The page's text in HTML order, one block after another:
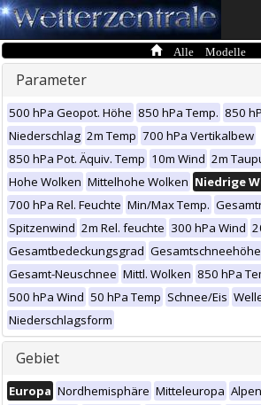
Alle Modelle
Parameter
500 hPa Geopot. Höhe 850 hPa Temp. 850
Niederschlag 2m Temp 700 hPa Vertikalbew
850 hPa Pot. Äquiv. Temp 10m Wind 2m
Hohe Wolken Mittelhohe Wolken Niedrige
700 hPa Rel. Feuchte Min/Max Temp.
Spitzenwind 2m Rel. feuchte 300 hPa Wind
Gesamtbedeckungsgrad Gesamtschneehöhe
Gesamt-Neuschnee Mittl. Wolken 850 hPa
500 hPa Wind 50 hPa Temp Schnee/Eis
Niederschlagsform
Gebiet
Europa Nordhemisphäre Mitteleuropa Alpen